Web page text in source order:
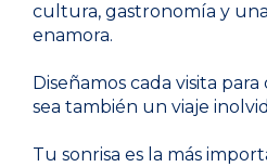
cultura, gastronomía y
enamora.
Diseñamos cada visita
sea también un viaje
Tu sonrisa es la más